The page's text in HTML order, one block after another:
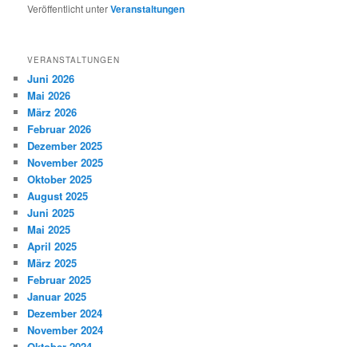
Veröffentlicht unterVeranstaltungen
VERANSTALTUNGEN
Juni 2026
Mai 2026
März 2026
Februar 2026
Dezember 2025
November 2025
Oktober 2025
August 2025
Juni 2025
Mai 2025
April 2025
März 2025
Februar 2025
Januar 2025
Dezember 2024
November 2024